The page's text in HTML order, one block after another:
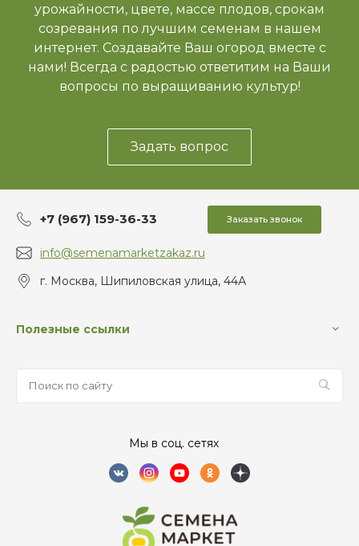
урожайности, цвете, массе плодов, срокам
созревания по лучшим семенам в нашем
интернет. Создавайте Ваш огород вместе с
нами! Всегда с радостью ответитим на Ваши
вопросы по выращиванию культур!
Задать вопрос
+7 (967) 159-36-33 Заказать звонок
info@semenamarketzakaz.ru
г. Москва, Шипиловская улица, 44А
Полезные ссылки
Мы в соц. сетях